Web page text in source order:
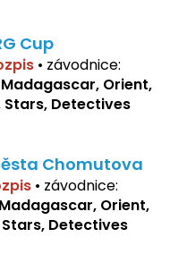
Cup
• závodnice:
Madagascar, Orient,
Stars, Detectives
Chomutova
• závodnice:
Orient,
Detectives